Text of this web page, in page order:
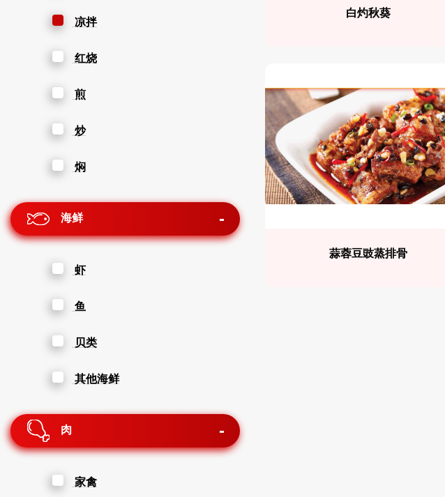
凉拌
红烧
煎
炒
焖
海鲜
虾
鱼
贝类
其他海鲜
肉
家禽
白灼秋葵
蒜蓉豆豉蒸排骨